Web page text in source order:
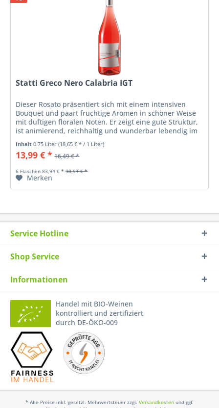
Statti Greco Nero Calabria IGT
Dieser Rosato präsentiert sich mit einem intensiven
Bouquet und paart fruchtige Aromen in schöner Weise
mit duftigen floralen Noten. Er zeigt eine gute Struktur,
ist animierend, reichhaltig und wunderbar lebendig im
Inhalt0.75 Liter(18,65 € * / 1 Liter)
13,99 € * 16,49 € *
6 Flaschen 83,94 € * 98,94 € *
Merken
Service Hotline
Shop Service
Informationen
Handel mit BIO-Weinen
kontrolliert und zertifiziert
durch DE-ÖKO-009
* Alle Preise inkl. gesetzl. Mehrwertsteuer zzgl. Versandkosten und ggf.